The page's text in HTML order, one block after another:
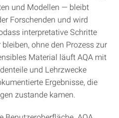
und Modellen — bleibt
Forschenden und wird
interpretative Schritte
ohne den Prozess zur
Material läuft AQA mit
und Lehrzwecke
Ergebnisse, die
zustande kamen.